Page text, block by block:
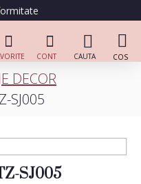
DECOR
SJ005
SJ005